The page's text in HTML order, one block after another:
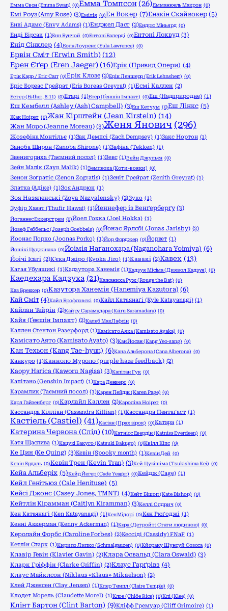
Емма Свон (Emma Swan) (0)Емма Томпсон (26)Емманюель Макрон (0)
Емі Роуз (Amy Rose) (3)Емілія (0)Ен Вокер (7)Енакін Скайвокер (5)
Енві Адамс (Envy Adams) (1)Енджел Даст (2)Ендрю Міньярд (0)
Енді Бірсак (1)Енн Бунчой (0)Ентоні Балерді (0)Ентоні Локвуд (3)
Енід Сінклер (4)Еола Лоуренс (Eula Lawrence) (0)
Ервін Сміт (Erwin Smith) (12)
Ерен Єґер (Eren Jaeger) (16)Ерік (Привид Опери) (4)
Ерік Карр / Eric Carr (0)Ерік Клозе (2)Ерік Леншерр (Erik Lehnsherr) (0)
Еріс Бореас Грейрат (Eris Boreas Greyrat) (1)Есмі Каллен (2)
Естер (Esther, 8:11) (0)Етарі (1)Етер (Ґеншін Імпакт) (0)Еш (Надприродне) (1)
Еш Кембелл (Ashley (Ash) Campbell) (3)Еш Кетчум (0)Еш Лінкс (5)
Жак Ноірет (0)Жан Кірштейн (Jean Kirstein) (14)
Жан Моро (Jeanne Moreau) (3)Женя Янович (296)
Жозефіна Монтільє (1)Зак Демпсі (Zach Dempsey) (1)Закс Нортон (1)
Заноба Широн (Zanoba Shirone) (1)Зафіна (Tekken) (1)
Звенигориха (Таємний посол) (1)Зевс (1)Зейн Джульєн (0)
Зейн Малік (Zayn Malik) (1)Землеока (Коти-вояки) (0)
Зенон Зоґратіс (Zenon Zogratis) (1)Зеніт Грейрат (Zenith Greyrat) (1)
Златка (Адіке) (1)Зоя Андрюк (1)
Зоя Назяленські (Zoya Nazyalensky) (2)Зуко (1)
Зуфір Хават (Thufir Hawat) (1)Йеннефер із Венґерберґу (3)
Йоганнес Еккерстрем (0)Йоел Гокка (Joel Hokka) (1)
Йозеф Геббельс (Joseph Goebbels) (0)Йонас Ярлсбі (Jonas Jarlsby) (2)
Йоонас Порко (Joonas Porko) (1)Йор Форджер (0)Йорвет (1)
Йошікі Цуджінака (0)Йоімія Наґанохара (Naganohara Yoimiya) (6)
Йоічі Ісагі (2)К'єка Джіро (Kyoka Jiro) (1)Кавакі (2)Кавех (13)
Кагая Убуяшикі (1)Кадзутора Ханемія (1)Кадзуя Місіма (Диявол Кадзуя) (0)
Каедехара Кадзуха (21)Кажаниха Руж (Rouge the Bat) (0)
Каз Бреккер (0)Казутора Ханемія (Hanemiya Kazutora) (6)
Кай Сміт (4)Кайл Брофловскі (0)Кайл Катаянаґі (Kyle Katayanagi) (1)
Кайлан Тейрін (2)Кайру Сарамадара (Kairu Saramadara) (0)
Кайя (Ґеншін Імпакт) (2)Калеб МакЛафлін (0)
Каллен Стентон Разерфорд (1)Камісато Аяка (Kamisato Ayaka) (0)
Камісато Аято (Kamisato Ayato) (3)Кан Йосан (Kang Yeo-sang) (0)
Кан Техьон (Kang Tae-hyun) (6)Кана Альберона (Cana Alberona) (0)
Канкуро (1)Канноло Муроло (purple haze feedback) (2)
Каору Наґіса (Kaworu Nagisa) (3)Капітан Гук (0)
Капітано (Genshin Impact) (1)Кара Денверс (0)
Карамлик (Таємний посол) (1)Карен Пейдж (Karen Page) (0)
Карл Гайзенберг (0)Карлайл Каллен (2)Кароліна Ноірет (0)
Кассандра Кілліан (Cassandra Killian) (1)Кассандра Пентаґаст (1)
Кастіель (Castiel) (41)Касіан (Прах зірок) (0)Катара (1)
Катерина Червона (Слід) (10)Катнісс Евердін (Katniss Everdeen) (0)
Катя Щаслива (1)Кацукі Бакуго (Katsuki Bakugo) (0)Квілл Кіпс (0)
Ке Цин (Ke Quing) (3)Кевін (Spooky month) (1)Кевін Дей (0)
Кевін Ердаль (0)Кевін Трен (Kevin Tran) (3)Кей Цукішіма (Tsukishima Kei) (0)
Кейа Альберіх (5)Кейд Йегер (Cade Yeager) (0)Кейдж (Cage) (1)
Кейл Генітьюз (Cale Henituse) (5)
Кейсі Джонс (Casey Jones, TMNT) (4)Кейт Бішоп (Kate Bishop) (0)
Кейтлін Кірамман (Caitlyn Kiramman) (3)Келлі Олдрич (0)
Кен Катаянаґі (Ken Katayanagi) (1)Кен Мідорі (0)Кен Рюґоджі (1)
Кенні Аккерман (Kenny Ackerman) (1)Кера (Детройт: Стати людиною) (0)
Керолайн Форбс (Caroline Forbes) (2)Кессіді (Cassidy) FNaF (1)
Кетлін Старк (1)Кирило Липко (Schmalgauzen) (0)Кйораку Шунсуй Созоса (0)
Клавір Гевін (Klavier Gavin) (2)Клара Освальд (Clara Oswald) (3)
Кларк Гріффін (Clarke Griffin) (2)Клаус Гарґрівз (4)
Клаус Майклсон (Niklaus «Klaus» Mikaelson) (2)
Клей Дженсен (Clay Jensen) (1)Клер Темпл (Claire Temple) (0)
Клодет Морель (Claudette Morel) (1)Клое (Chlöe Rice) (0)Клі (Klee) (0)
Клінт Бартон (Clint Barton) (9)Кліфф Гремуар (Cliff Grimoire) (1)